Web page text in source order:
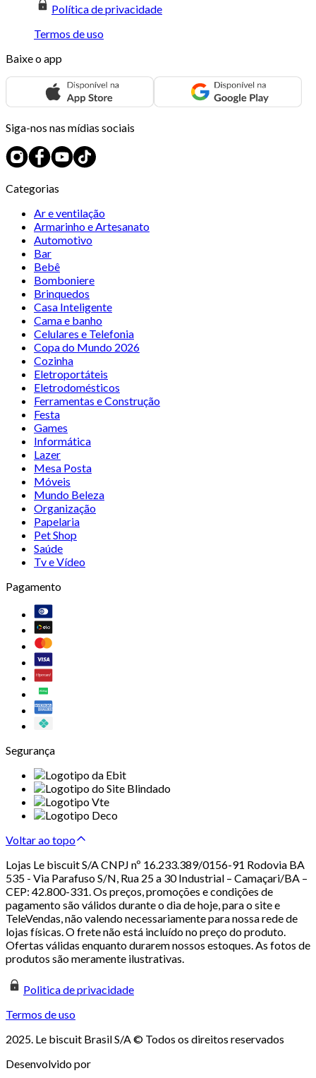
Política de privacidade
Termos de uso
Baixe o app
Siga-nos nas mídias sociais
Categorias
Ar e ventilação
Armarinho e Artesanato
Automotivo
Bar
Bebê
Bomboniere
Brinquedos
Casa Inteligente
Cama e banho
Celulares e Telefonia
Copa do Mundo 2026
Cozinha
Eletroportáteis
Eletrodomésticos
Ferramentas e Construção
Festa
Games
Informática
Lazer
Mesa Posta
Móveis
Mundo Beleza
Organização
Papelaria
Pet Shop
Saúde
Tv e Vídeo
Pagamento
Segurança
Voltar ao topo
Lojas Le biscuit S/A CNPJ nº 16.233.389/0156-91 Rodovia BA
535 - Via Parafuso S/N, Rua 25 a 30 Industrial – Camaçari/BA –
CEP: 42.800-331. Os preços, promoções e condições de
pagamento são válidos durante o dia de hoje, para o site e
TeleVendas, não valendo necessariamente para nossa rede de
lojas físicas. O frete não está incluído no preço do produto.
Ofertas válidas enquanto durarem nossos estoques. As fotos de
produtos são meramente ilustrativas.
Politica de privacidade
Termos de uso
2025. Le biscuit Brasil S/A © Todos os direitos reservados
Desenvolvido por